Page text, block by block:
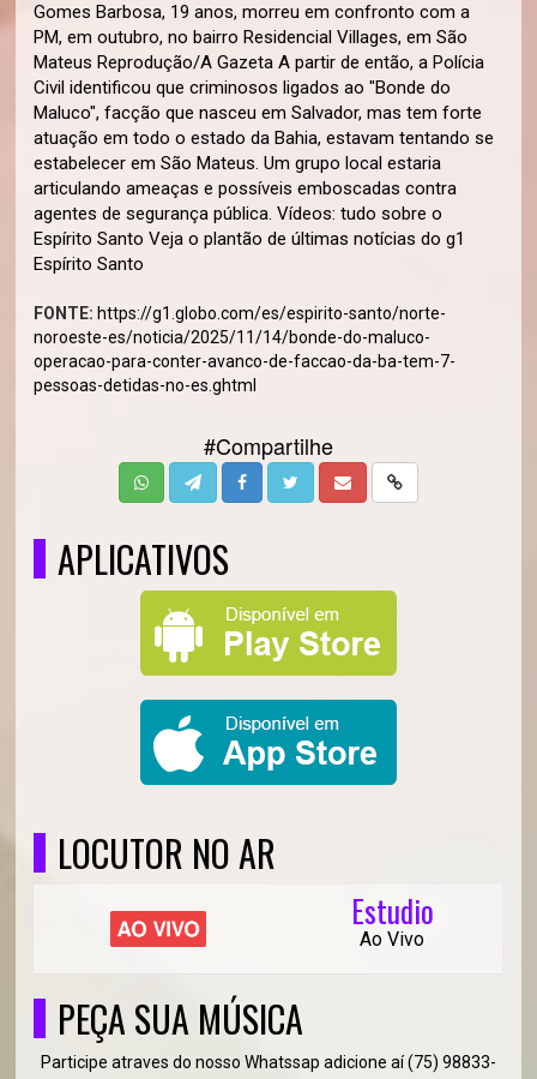
Gomes Barbosa, 19 anos, morreu em confronto com a
PM, em outubro, no bairro Residencial Villages, em São
Mateus Reprodução/A Gazeta A partir de então, a Polícia
Civil identificou que criminosos ligados ao "Bonde do
Maluco", facção que nasceu em Salvador, mas tem forte
atuação em todo o estado da Bahia, estavam tentando se
estabelecer em São Mateus. Um grupo local estaria
articulando ameaças e possíveis emboscadas contra
agentes de segurança pública. Vídeos: tudo sobre o
Espírito Santo Veja o plantão de últimas notícias do g1
Espírito Santo
FONTE: https://g1.globo.com/es/espirito-santo/norte-
noroeste-es/noticia/2025/11/14/bonde-do-maluco-
operacao-para-conter-avanco-de-faccao-da-ba-tem-7-
pessoas-detidas-no-es.ghtml
#Compartilhe
APLICATIVOS
LOCUTOR NO AR
Estudio
Ao Vivo
PEÇA SUA MÚSICA
Participe atraves do nosso Whatssap adicione aí (75) 98833-